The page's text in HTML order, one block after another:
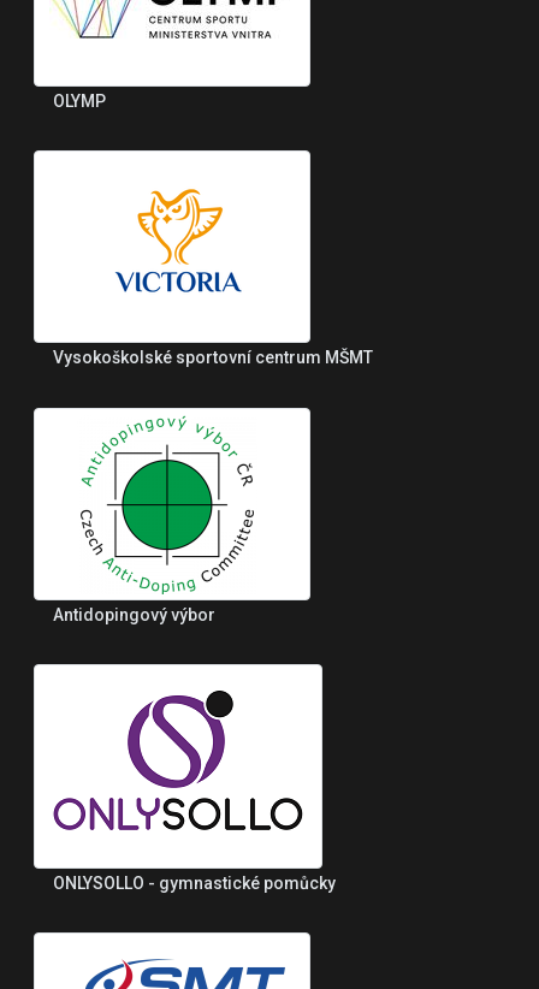
OLYMP
Vysokoškolské sportovní centrum MŠMT
Antidopingový výbor
ONLYSOLLO - gymnastické pomůcky